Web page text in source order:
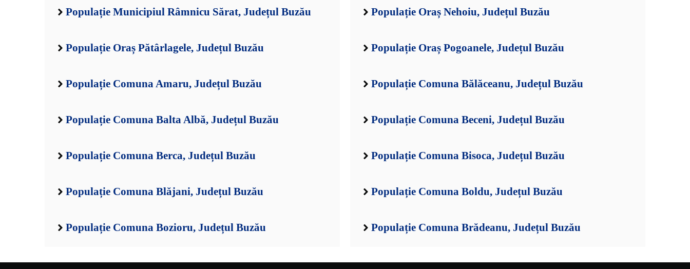
Populație Municipiul Râmnicu Sărat, Județul Buzău Populație Oraș Nehoiu, Județul Buzău
Populație Oraș Pătârlagele, Județul Buzău Populație Oraș Pogoanele, Județul Buzău
Populație Comuna Amaru, Județul Buzău Populație Comuna Bălăceanu, Județul Buzău
Populație Comuna Balta Albă, Județul Buzău Populație Comuna Beceni, Județul Buzău
Populație Comuna Berca, Județul Buzău Populație Comuna Bisoca, Județul Buzău
Populație Comuna Blăjani, Județul Buzău Populație Comuna Boldu, Județul Buzău
Populație Comuna Bozioru, Județul Buzău Populație Comuna Brădeanu, Județul Buzău